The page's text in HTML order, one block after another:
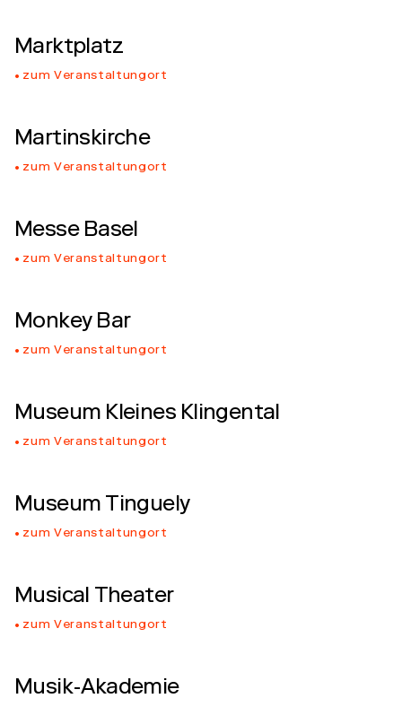
Marktplatz
zum Veranstaltungort
Martinskirche
zum Veranstaltungort
Messe Basel
zum Veranstaltungort
Monkey Bar
zum Veranstaltungort
Museum Kleines Klingental
zum Veranstaltungort
Museum Tinguely
zum Veranstaltungort
Musical Theater
zum Veranstaltungort
Musik-Akademie